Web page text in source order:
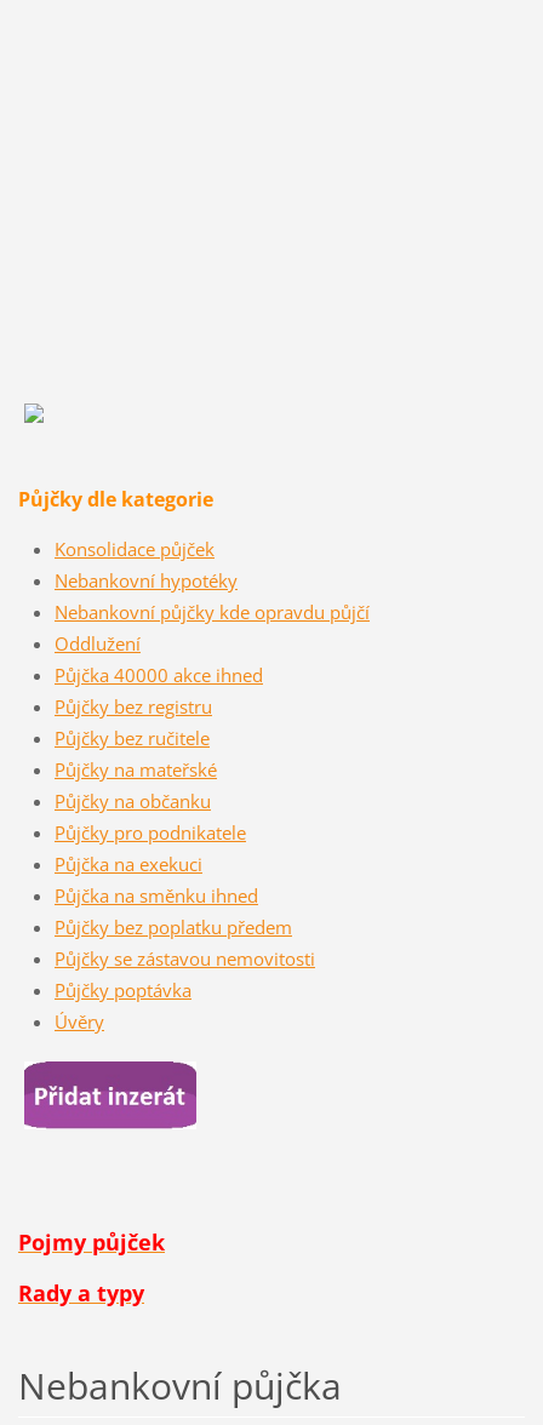
Půjčky dle kategorie
Konsolidace půjček
Nebankovní hypotéky
Nebankovní půjčky kde opravdu půjčí
Oddlužení
Půjčka 40000 akce ihned
Půjčky bez registru
Půjčky bez ručitele
Půjčky na mateřské
Půjčky na občanku
Půjčky pro podnikatele
Půjčka na exekuci
Půjčka na směnku ihned
Půjčky bez poplatku předem
Půjčky se zástavou nemovitosti
Půjčky poptávka
Úvěry
Pojmy půjček
Rady a typy
Nebankovní půjčka